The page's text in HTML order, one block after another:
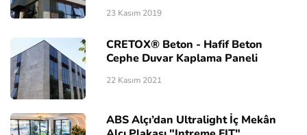
23 Kasım 2019
CRETOX® Beton - Hafif Beton
Cephe Duvar Kaplama Paneli
22 Kasım 2021
ABS Alçı’dan Ultralight İç Mekân